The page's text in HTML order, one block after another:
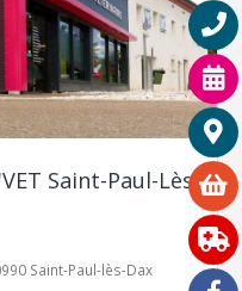
Saint-Paul-Lès-
Saint-Paul-lès-Dax